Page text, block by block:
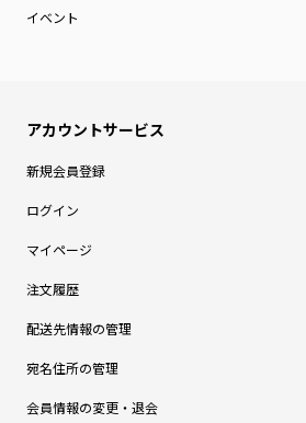
イベント
新規会員登録
ログイン
マイページ
注文履歴
配送先情報の管理
宛名住所の管理
会員情報の変更・退会